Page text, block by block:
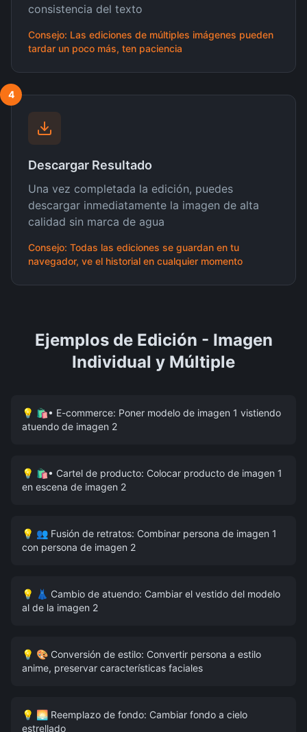
consistencia del texto
Consejo: Las ediciones de múltiples imágenes pueden
tardar un poco más, ten paciencia
4
Descargar Resultado
Una vez completada la edición, puedes
descargar inmediatamente la imagen de alta
calidad sin marca de agua
Consejo: Todas las ediciones se guardan en tu
navegador, ve el historial en cualquier momento
Ejemplos de Edición - Imagen
Individual y Múltiple
💡 🛍• E-commerce: Poner modelo de imagen 1 vistiendo
atuendo de imagen 2
💡 🛍• Cartel de producto: Colocar producto de imagen 1
en escena de imagen 2
💡 👥 Fusión de retratos: Combinar persona de imagen 1
con persona de imagen 2
💡 👗 Cambio de atuendo: Cambiar el vestido del modelo
al de la imagen 2
💡 🎨 Conversión de estilo: Convertir persona a estilo
anime, preservar características faciales
💡 🌅 Reemplazo de fondo: Cambiar fondo a cielo
estrellado